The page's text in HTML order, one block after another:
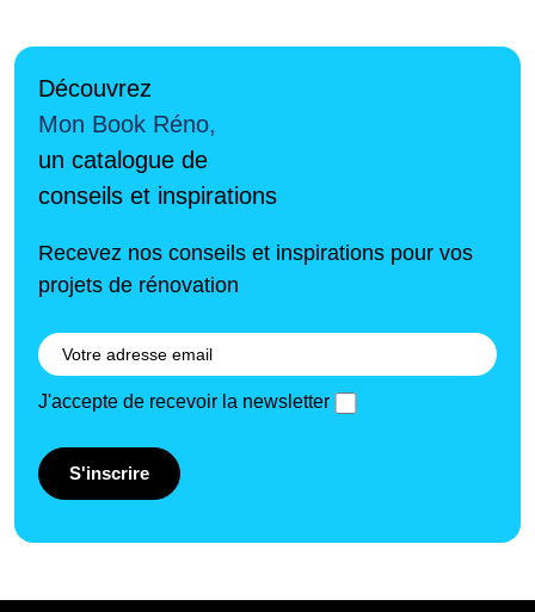
Découvrez
Mon Book Réno,
un catalogue de
conseils et inspirations
Recevez nos conseils et inspirations pour vos
projets de rénovation
J'accepte de recevoir la newsletter
S'inscrire